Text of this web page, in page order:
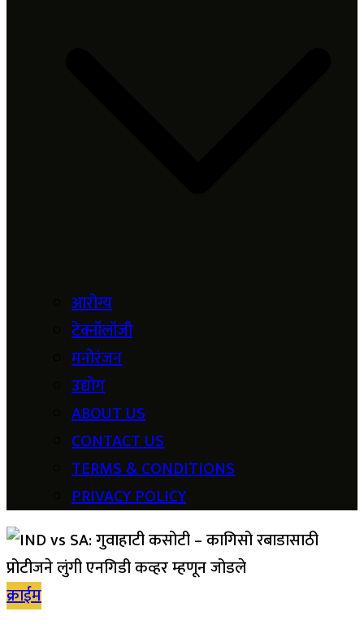
आरोग्य
टेक्नॉलॉजी
मनोरंजन
उद्योग
ABOUT US
CONTACT US
TERMS & CONDITIONS
PRIVACY POLICY
क्राईम